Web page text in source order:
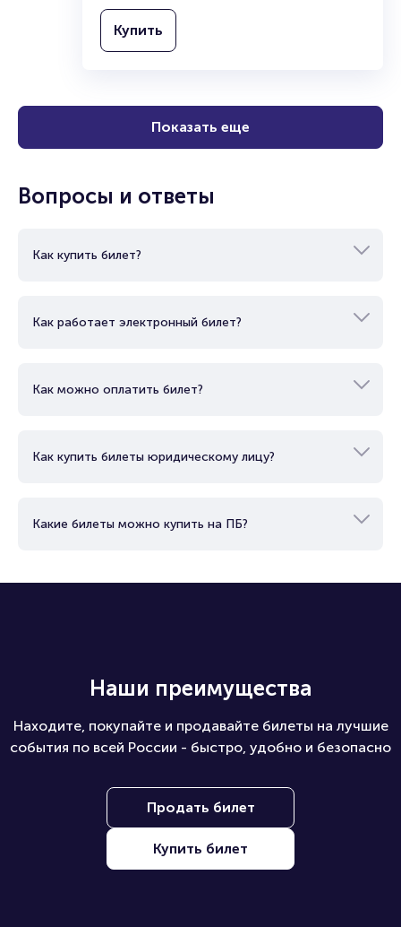
Купить
Показать еще
Вопросы и ответы
Как купить билет?
Как работает электронный билет?
Как можно оплатить билет?
Как купить билеты юридическому лицу?
Какие билеты можно купить на ПБ?
Наши преимущества
Находите, покупайте и продавайте билеты на лучшие
события по всей России - быстро, удобно и безопасно
Продать билет
Купить билет